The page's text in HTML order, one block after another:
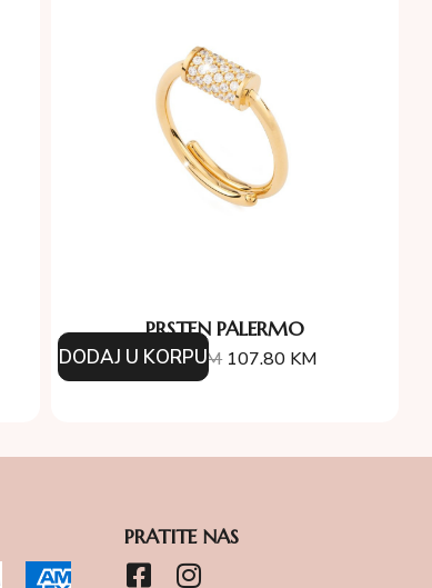
PRSTEN PALERMO
154.00KM 107.80 KM
DODAJ U KORPU
PRATITE NAS